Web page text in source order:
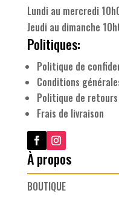
Lundi au mercredi
Jeudi au dimanche
Politiques:
Politique de
Conditions
Politique de retours
Frais de livraison
À propos
BOUTIQUE